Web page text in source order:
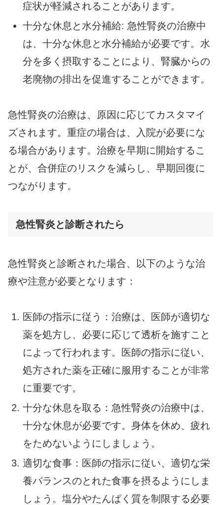
症状が軽減されることがあります。
十分な休息と水分補給: 急性腎炎の治療中
は、十分な休息と水分補給が必要です。水
分を多く摂取することにより、腎臓からの
老廃物の排出を促進することができます。
急性腎炎の治療は、原因に応じてカスタマイ
ズされます。重症の場合は、入院が必要にな
る場合があります。治療を早期に開始するこ
とが、合併症のリスクを減らし、早期回復に
つながります。
急性腎炎と診断されたら
急性腎炎と診断された場合、以下のような治
療や注意が必要となります：
医師の指示に従う：治療は、医師が適切な
薬を処方し、必要に応じて透析を施すこと
によって行われます。医師の指示に従い、
処方された薬を正確に服用することが非常
に重要です。
十分な休息を取る：急性腎炎の治療中は、
十分な休息が必要です。身体を休め、疲れ
をためないようにしましょう。
適切な食事：医師の指示に従い、適切な栄
養バランスのとれた食事を摂るようにしま
しょう。塩分やたんぱく質を制限する必要